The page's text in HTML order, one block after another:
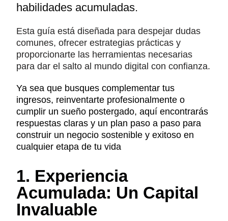
habilidades acumuladas.
Esta guía está diseñada para despejar dudas
comunes, ofrecer estrategias prácticas y
proporcionarte las herramientas necesarias
para dar el salto al mundo digital con confianza.
Ya sea que busques complementar tus
ingresos, reinventarte profesionalmente o
cumplir un sueño postergado, aquí encontrarás
respuestas claras y un plan paso a paso para
construir un negocio sostenible y exitoso en
cualquier etapa de tu vida
1. Experiencia
Acumulada: Un Capital
Invaluable